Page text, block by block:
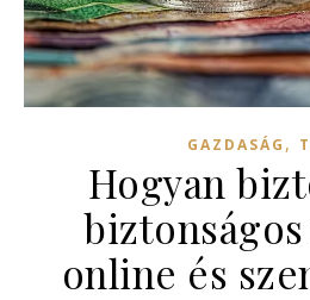
GAZDASÁG ,
Hogyan
online és